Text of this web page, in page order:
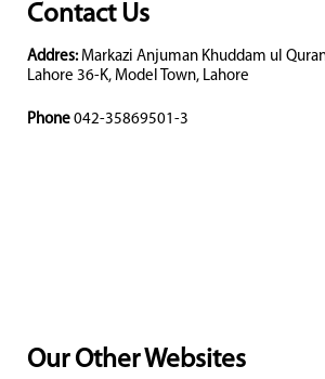
Contact Us
Addres: Markazi Anjuman Khuddam ul
Lahore 36-K, Model Town, Lahore
Phone 042-35869501-3
Our Other Websites